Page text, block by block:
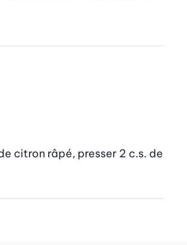
citron râpé, presser 2 c.s. de